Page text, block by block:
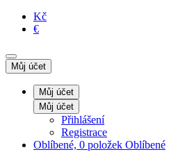
Kč
€
Můj účet
Můj účet
Můj účet
Přihlášení
Registrace
Oblíbené, 0 položek Oblíbené